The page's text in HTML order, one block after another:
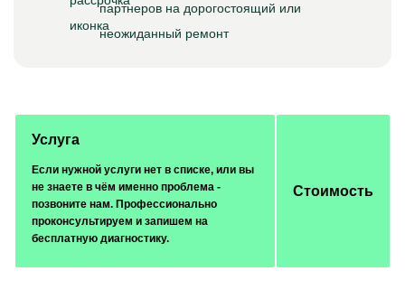
партнеров на дорогостоящий или
неожиданный ремонт
Услуга
Если нужной услуги нет в списке, или вы
не знаете в чём именно проблема -
позвоните нам. Профессионально
проконсультируем и запишем на
бесплатную диагностику.
Стоимость